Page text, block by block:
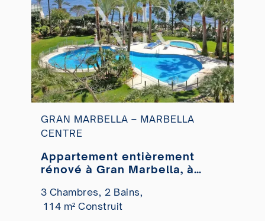
GRAN MARBELLA – MARBELLA
CENTRE
Appartement entièrement
rénové à Gran Marbella, à
courte durée.
3 Chambres, 2 Bains,
114 m² Construit